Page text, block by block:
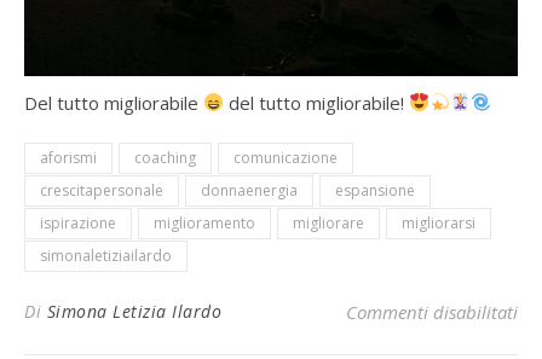
Del tutto migliorabile del tutto migliorabile!
aforismi coaching
comunicazione
crescitapersonale
donnaenergia
espansione
ispirazione
miglioramento migliorare
migliorarsi
simonaletiziailardo
Di Simona Letizia Ilardo Commenti disabilitatisu